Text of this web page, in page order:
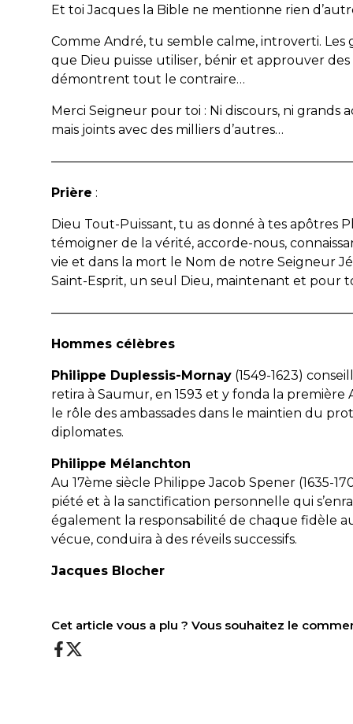
Et toi Jacques la Bible ne mentionne rien
Comme André, tu semble calme, introverti. Les
que Dieu puisse utiliser, bénir et approuver des
démontrent tout le contraire…
Merci Seigneur pour toi : Ni discours, ni grands
mais joints avec des milliers d’autres…
Prière :
Dieu Tout-Puissant, tu as donné à tes apôtres
témoigner de la vérité, accorde-nous,
vie et dans la mort le Nom de notre Seigneur
Saint-Esprit, un seul Dieu, maintenant et pour
Hommes célèbres
Philippe Duplessis-Mornay(1549-1623)
retira à Saumur, en 1593 et y fonda la première
le rôle des ambassades dans le maintien du
diplomates.
Philippe Mélanchton
Au 17ème siècle Philippe Jacob Spener (1635-
piété et à la sanctification personnelle qui
également la responsabilité de chaque fidèle
vécue, conduira à des réveils successifs.
Jacques Blocher
Cet article vous a plu ? Vous souhaitez le